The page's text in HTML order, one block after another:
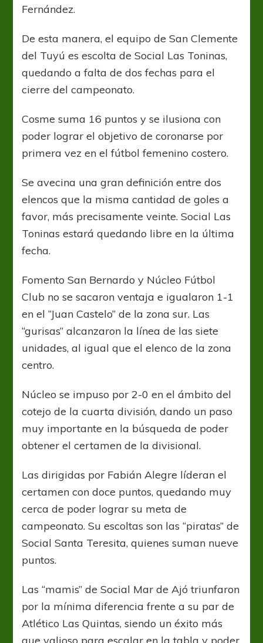
Fernández.
De esta manera, el equipo de San Clemente
del Tuyú es escolta de Social Las Toninas,
quedando a falta de dos fechas para el
cierre del campeonato.
Cosme suma 16 puntos y se ilusiona con
poder lograr el objetivo de coronarse por
primera vez en el fútbol femenino costero.
Se avecina una gran definición entre dos
elencos que la misma cantidad de goles a
favor, más precisamente veinte. Social Las
Toninas estará quedando libre en la última
fecha.
Fomento San Bernardo y Núcleo Fútbol
Club no se sacaron ventaja e igualaron 1-1
en el “Juan Castelo” de la zona sur. Las
“gurisas” alcanzaron la línea de las siete
unidades, al igual que el elenco de la zona
centro.
Núcleo se impuso por 2-0 en el ámbito del
cotejo de la cuarta división, dando un paso
muy importante en la búsqueda de poder
obtener el certamen de la divisional.
Las dirigidas por Fabián Alegre líderan el
certamen con doce puntos, quedando muy
cerca de poder lograr su meta de
campeonato. Su escoltas son las “piratas” de
Social Santa Teresita, quienes suman nueve
puntos.
Las “mamis” de Social Mar de Ajó triunfaron
por la mínima diferencia frente a su par de
Atlético Las Quintas, siendo un éxito más